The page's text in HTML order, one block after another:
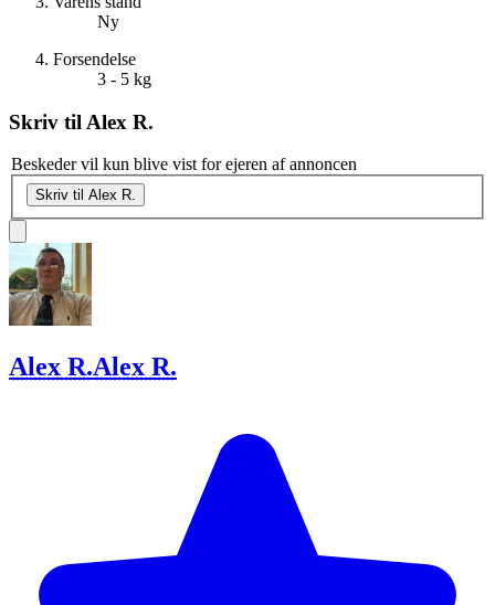
Ny
Forsendelse
3 - 5 kg
Skriv til Alex R.
Beskeder vil kun blive vist for ejeren af annoncen
Skriv til Alex R.
Alex R.Alex R.